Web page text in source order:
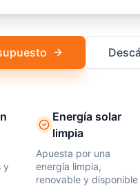
y
Energía solar
limpia
Apuesta por una
energía limpia,
renovable y disponible